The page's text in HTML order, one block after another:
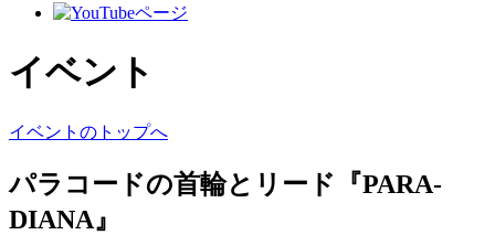
イベント
イベントのトップへ
パラコードの首輪とリード『PARA-
DIANA』